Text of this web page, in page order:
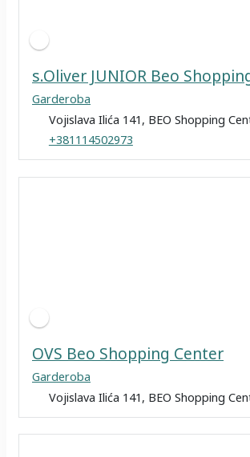
s.Oliver JUNIOR Beo
Garderoba
Vojislava Ilića 141, BEO Shopping
+381114502973
OVS Beo Shopping Center
Garderoba
Vojislava Ilića 141, BEO Shopping